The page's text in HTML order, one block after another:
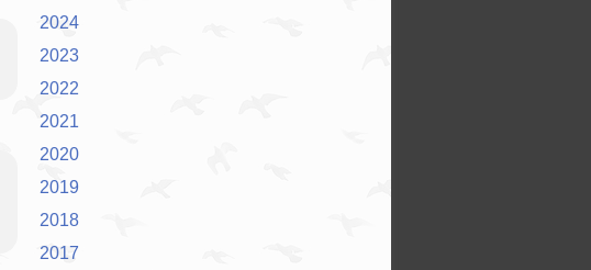
2024
2023
2022
2021
2020
2019
2018
2017